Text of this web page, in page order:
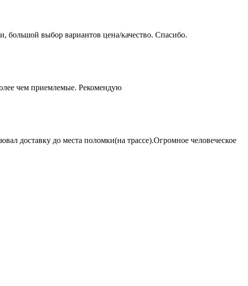
большой выбор вариантов цена/качество. Спасибо.
чем приемлемые. Рекомендую
доставку до места поломки(на трассе).Огромное человеческое